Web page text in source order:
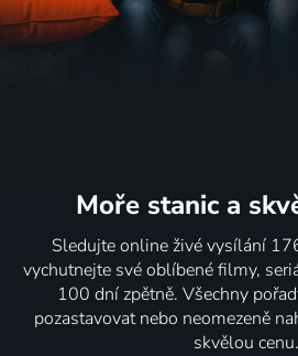
Moře stanic a
Sledujte online živé vysílání
vychutnejte své oblíbené filmy,
100 dní zpětně. Všechny
pozastavovat nebo neomezeně
skvělou cenu.